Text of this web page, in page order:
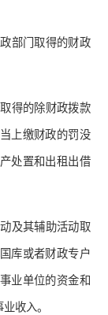
部门取得的财政
得的除财政拨款
上缴财政的罚没
处置和出租出借
及其辅助活动取
库或者财政专户
业单位的资金和
收入。